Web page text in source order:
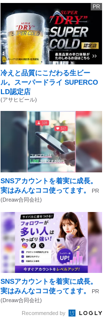
PR
冷えと品質にこだわる生ビー
ル。スーパードライ SUPERCO
LD認定店
(アサヒビール)
SNSアカウントを着実に成長。
実はみんなココ使ってます。
PR
(Dreaw合同会社)
SNSアカウントを着実に成長。
実はみんなココ使ってます。
PR
(Dreaw合同会社)
Recommended by